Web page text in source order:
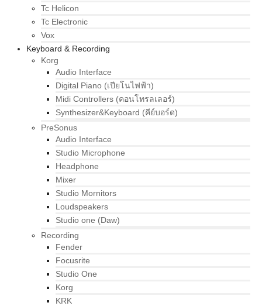
Tc Helicon
Tc Electronic
Vox
Keyboard & Recording
Korg
Audio Interface
Digital Piano (เปียโนไฟฟ้า)
Midi Controllers (คอนโทรลเลอร์)
Synthesizer&Keyboard (คีย์บอร์ด)
PreSonus
Audio Interface
Studio Microphone
Headphone
Mixer
Studio Mornitors
Loudspeakers
Studio one (Daw)
Recording
Fender
Focusrite
Studio One
Korg
KRK